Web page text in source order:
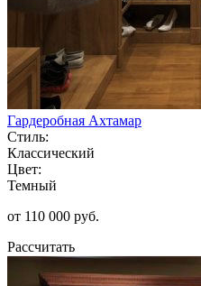
Гардеробная Ахтамар
Стиль:
Классический
Цвет:
Темный
от 110 000 руб.
Рассчитать